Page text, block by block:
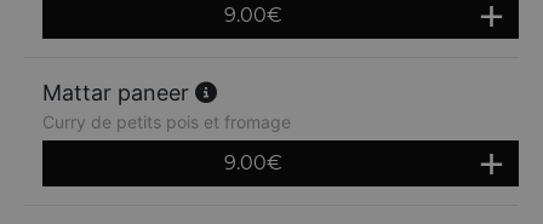
9.00€
Mattar paneer
Curry de petits pois et fromage
9.00€